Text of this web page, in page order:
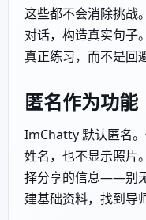
这些都不会消除挑战
对话，构造真实句子
真正练习，而不是回
匿名作为功能
ImChatty 默认匿名
姓名，也不显示照片
择分享的信息——别
建基础资料，找到导